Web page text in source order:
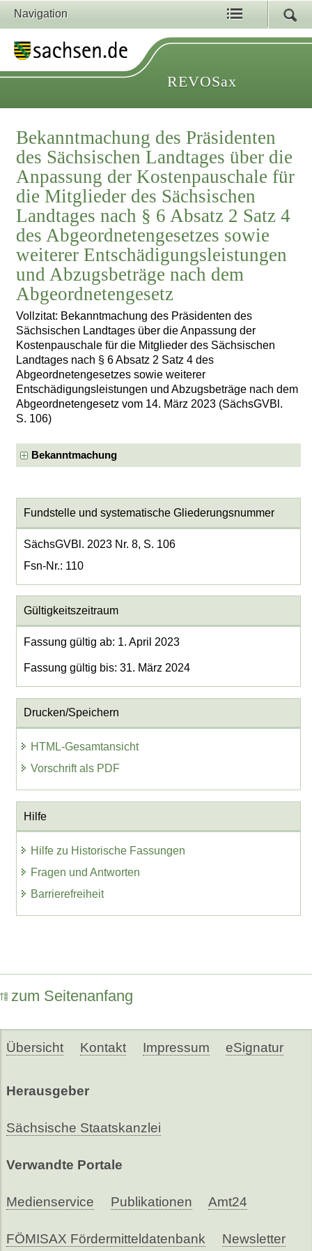
Navigation
REVOSax
Bekanntmachung des Präsidenten
des Sächsischen Landtages über die
Anpassung der Kostenpauschale für
die Mitglieder des Sächsischen
Landtages nach § 6 Absatz 2 Satz 4
des Abgeordnetengesetzes sowie
weiterer Entschädigungsleistungen
und Abzugsbeträge nach dem
Abgeordnetengesetz
Vollzitat: Bekanntmachung des Präsidenten des
Sächsischen Landtages über die Anpassung der
Kostenpauschale für die Mitglieder des Sächsischen
Landtages nach § 6 Absatz 2 Satz 4 des
Abgeordnetengesetzes sowie weiterer
Entschädigungsleistungen und Abzugsbeträge nach dem
Abgeordnetengesetz vom 14. März 2023 (SächsGVBl.
S. 106)
Bekanntmachung
Fundstelle und systematische Gliederungsnummer
SächsGVBl. 2023 Nr. 8, S. 106
Fsn-Nr.: 110
Gültigkeitszeitraum
Fassung gültig ab: 1. April 2023
Fassung gültig bis: 31. März 2024
Drucken/Speichern
HTML-Gesamtansicht
Vorschrift als PDF
Hilfe
Hilfe zu Historische Fassungen
Fragen und Antworten
Barrierefreiheit
zum Seitenanfang
Übersicht Kontakt Impressum eSignatur
Herausgeber
Sächsische Staatskanzlei
Verwandte Portale
Medienservice Publikationen Amt24
FÖMISAX Fördermitteldatenbank Newsletter